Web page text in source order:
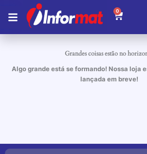
para
conteúdo
Grandes coisas estão no
Algo grande está se formando! Nossa loja
lançada em breve!
0
Carrinho